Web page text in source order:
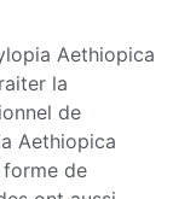
Aethiopica
la
de
Aethiopica
de